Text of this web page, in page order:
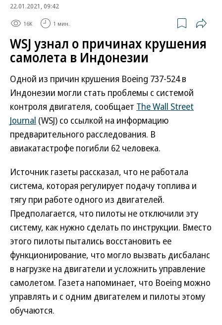
22.01.2021, 09:42
16K 1 мин.
WSJ узнал о причинах крушения
самолета в Индонезии
Одной из причин крушения Boeing 737-524 в
Индонезии могли стать проблемы с системой
контроля двигателя, сообщает The Wall Street
Journal (WSJ) со ссылкой на информацию
предварительного расследования. В
авиакатастрофе погибли 62 человека.
Источник газеты рассказал, что не работала
система, которая регулирует подачу топлива и
тягу при работе одного из двигателей.
Предполагается, что пилоты не отключили эту
систему, как нужно сделать по инструкции. Вместо
этого пилоты пытались восстановить ее
функционирование, что могло вызвать дисбаланс
в нагрузке на двигатели и усложнить управление
самолетом. Газета напоминает, что Boeing можно
управлять и с одним двигателем и пилоты этому
обучаются.